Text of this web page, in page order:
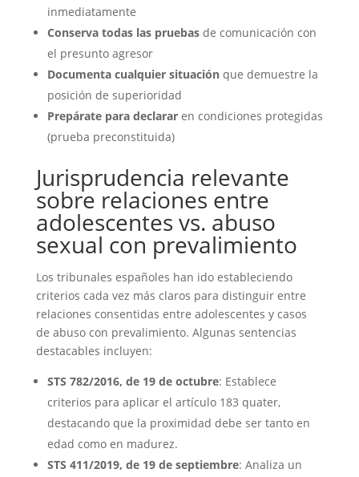
inmediatamente
Conserva todas las pruebasde comunicación con
el presunto agresor
Documenta cualquier situaciónque demuestre la
posición de superioridad
Prepárate para declararen condiciones protegidas
(prueba preconstituida)
Jurisprudencia relevante
sobre relaciones entre
adolescentes vs. abuso
sexual con prevalimiento
Los tribunales españoles han ido estableciendo
criterios cada vez más claros para distinguir entre
relaciones consentidas entre adolescentes y casos
de abuso con prevalimiento. Algunas sentencias
destacables incluyen:
STS 782/2016, de 19 de octubre: Establece
criterios para aplicar el artículo 183 quater,
destacando que la proximidad debe ser tanto en
edad como en madurez.
STS 411/2019, de 19 de septiembre: Analiza un